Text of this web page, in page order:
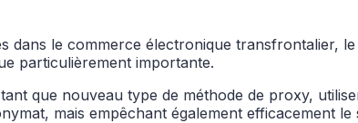
dans le commerce électronique transfrontalier,
particulièrement importante.
que nouveau type de méthode de proxy,
mais empêchant également efficacement le